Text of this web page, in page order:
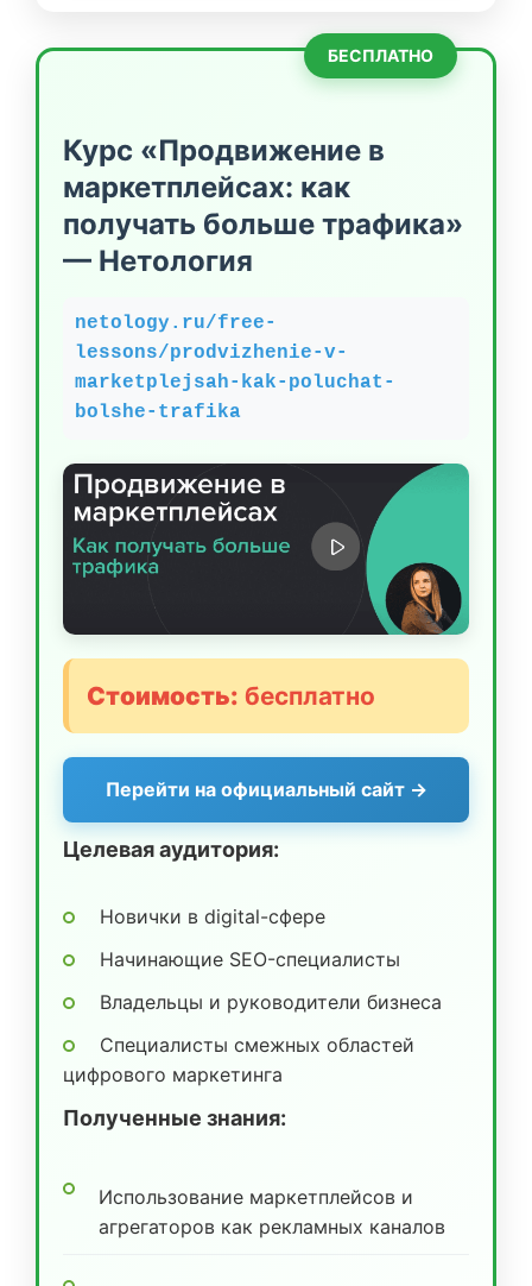
БЕСПЛАТНО
Курс «Продвижение в
маркетплейсах: как
получать больше трафика»
— Нетология
netology.ru/free-
lessons/prodvizhenie-v-
marketplejsah-kak-poluchat-
bolshe-trafika
Стоимость: бесплатно
Перейти на официальный сайт →
Целевая аудитория:
Новички в digital-сфере
Начинающие SEO-специалисты
Владельцы и руководители бизнеса
Специалисты смежных областей
цифрового маркетинга
Полученные знания:
Использование маркетплейсов и
агрегаторов как рекламных каналов